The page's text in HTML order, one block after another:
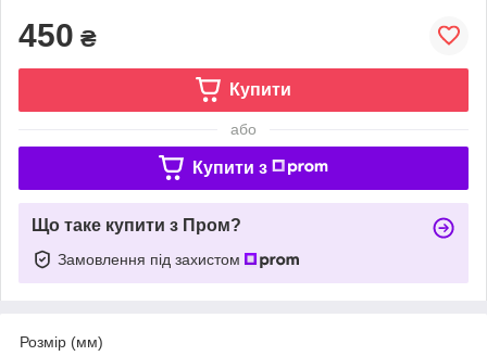
450 ₴
Купити
або
Купити з
Що таке купити з Пром?
Замовлення під захистом
Розмір (мм)